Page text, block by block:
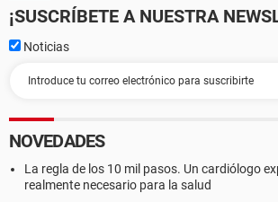
¡SUSCRÍBETE A NUESTRA
Noticias
NOVEDADES
La regla de los 10 mil pasos. Un cardiólogo
realmente necesario para la salud